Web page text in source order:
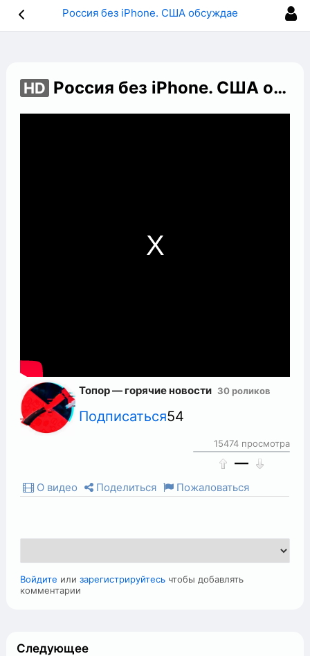
HD Россия без iPhone. США обсуждает запрет на поставку смартфонов в случае агрессии в отношении Украины
Топор — горячие новости 30 роликов
Подписаться54
15474 просмотра
—
О видео Поделиться Пожаловаться
Войдите илизарегистрируйтесь чтобы добавлять
комментарии
Следующее